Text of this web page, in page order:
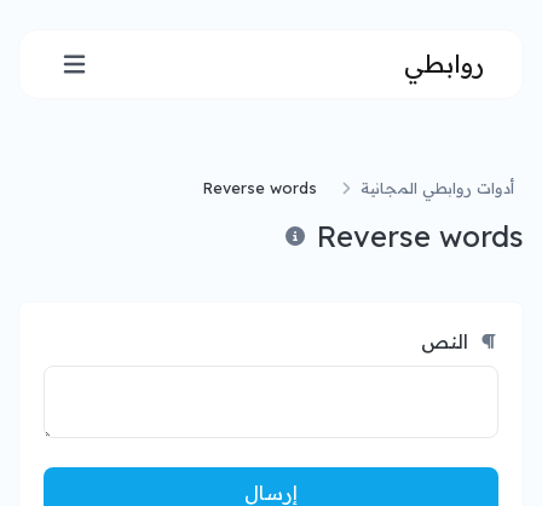
روابطي
أدوات روابطي المجانية Reverse words
Reverse words
النص
إرسال